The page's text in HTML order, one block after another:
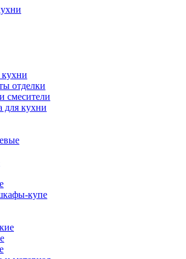
кухни
отделки
смесители
для кухни
купе